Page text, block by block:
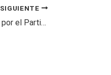
SIGUIENTE
En Balboa, Jhon Fredy Vásquez busca Alcaldía por el Partido Liberal